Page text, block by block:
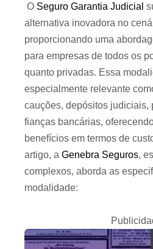
O Seguro Garantia Judicial
alternativa inovadora no
proporcionando uma
para empresas de todos os
quanto privadas. Essa
especialmente relevante
cauções, depósitos judiciais,
fianças bancárias,
benefícios em termos de
artigo, a Genebra Seguros,
complexos, aborda as
modalidade: